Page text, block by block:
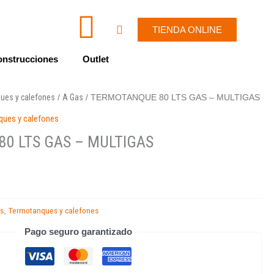
c
o
n
-
n
v
W
h
a
s
p
p
Cart TIENDA ONLINE
Outlet
y calefones /A Gas / TERMOTANQUE 80 LTS GAS – MULTIGAS
y calefones
LTS GAS – MULTIGAS
,Termotanques y calefones
Pago seguro garantizado